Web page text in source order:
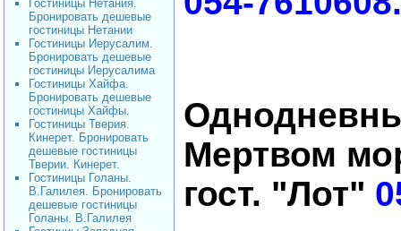
Гостиницы Нетания.
Бронировать дешевые
гостиницы Нетании
Гостиницы Иерусалим.
Бронировать дешевые
гостиницы Иерусалима
Гостиницы Хайфа.
Бронировать дешевые
гостиницы Хайфы.
Гостиницы Тверия.
Кинерет. Бронировать
дешевые гостиницы
Тверии. Кинерет.
Гостиницы Голаны.
В.Галилея. Бронировать
дешевые гостиницы
Голаны. В.Галилея
Мертвом
гост. "Лот"